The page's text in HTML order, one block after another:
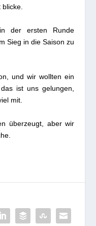
blicke.
der ersten Runde
Sieg in die Saison zu
und wir wollten ein
ist uns gelungen,
mit.
überzeugt, aber wir